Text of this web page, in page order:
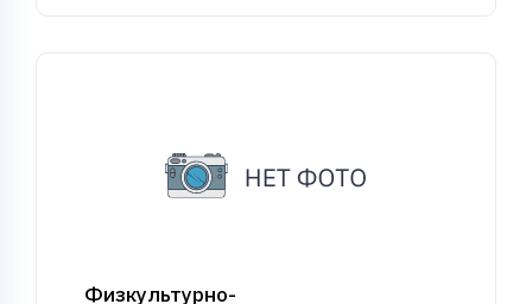
Физкультурно-